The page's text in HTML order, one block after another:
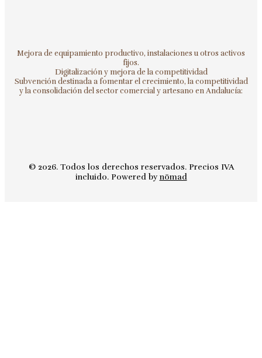
Mejora de equipamiento productivo, instalaciones u otros activos
fijos.
Digitalización y mejora de la competitividad
Subvención destinada a fomentar el crecimiento, la competitividad
y la consolidación del sector comercial y artesano en Andalucía:
© 2026. Todos los derechos reservados. Precios IVA
incluido. Powered bynömad